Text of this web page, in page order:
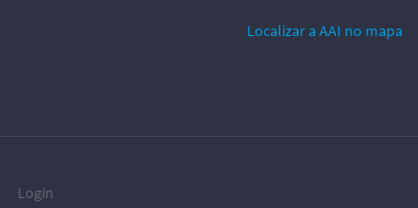
Localizar a AAI no mapa
Login